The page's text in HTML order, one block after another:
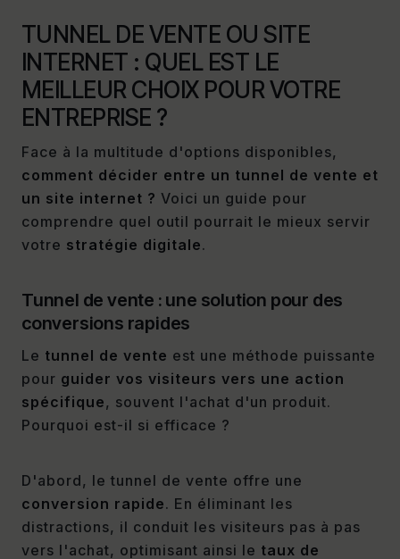
TUNNEL DE VENTE OU SITE
INTERNET : QUEL EST LE
MEILLEUR CHOIX POUR VOTRE
ENTREPRISE ?
Face à la multitude d'options disponibles,
comment décider entre un tunnel de vente et
un site internet ? Voici un guide pour
comprendre quel outil pourrait le mieux servir
votre stratégie digitale.
Tunnel de vente : une solution pour des
conversions rapides
Le tunnel de vente est une méthode puissante
pour guider vos visiteurs vers une action
spécifique, souvent l'achat d'un produit.
Pourquoi est-il si efficace ?
D'abord, le tunnel de vente offre une
conversion rapide. En éliminant les
distractions, il conduit les visiteurs pas à pas
vers l'achat, optimisant ainsi le taux de